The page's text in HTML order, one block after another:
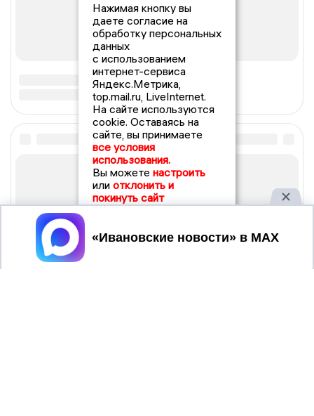
Нажимая кнопку вы
даете согласие на
обработку персональных
данных
с использованием
интернет-сервиса
Яндекс.Метрика,
top.mail.ru, LiveInternet.
На сайте используются
cookie. Оставаясь на
сайте, вы принимаете
все условия
использования.
Вы можете настроить
или отклонить и
покинуть сайт
Принять